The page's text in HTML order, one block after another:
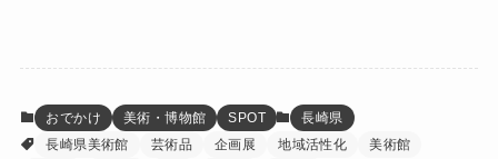
おでかけ 美術・博物館 SPOT
長崎県
長崎県美術館
芸術品 企画展 地域活性化
美術館